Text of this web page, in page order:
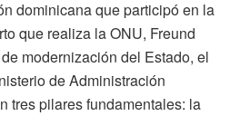
dominicana que participó en la
que realiza la ONU, Freund
modernización del Estado, el
de Administración
tres pilares fundamentales: la